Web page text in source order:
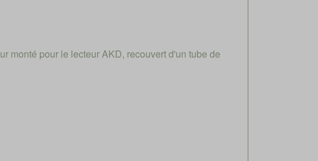
monté pour le lecteur AKD, recouvert d'un tube de